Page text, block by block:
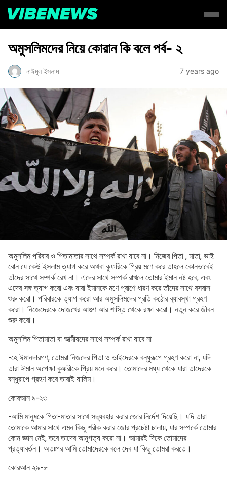
অমুসলিমদের নিয়ে কোরান কি বলে পর্ব- ২
নাঈমুল ইসলাম 7 years ago
অমুসলিম পরিবার ও পিতামাতার সাথে সম্পর্ক রাখা যাবে না। নিজের পিতা , মাতা, ভাই
বোন যে কেউ ইসলাম ত্যাগ করে অথবা কুফরিকে প্রিয় মণে করে তাহলে কোনভাবেই
তাঁদের সাথে সম্পর্ক রেখ না। এদের সাথে সম্পর্ক রাখলে তোমার ইমান নষ্ট হবে, এবং
এদের সঙ্গ ত্যাগ করো এবং যারা ইমানকে মণে প্রাণে ধারণ করে তাঁদের সাথে বসবাস
শুরু করো। পরিবারকে ত্যাগ করো আর অমুসলিমদের প্রতি কঠোর ব্যাবস্থা গ্রহণ
করো। নিজেদেরকে দোজখের আগুণ আর শাস্তি থেকে রক্ষা করো। নতুন করে জীবন
শুরু করো।
অমুসলিম পিতামাতা বা আত্মীয়দের সাথে সম্পর্ক রাখা যাবে না
-হে ঈমানদারগণ, তোমরা নিজদের পিতা ও ভাইদেরকে বন্ধুরূপে গ্রহণ করো না, যদি
তারা ঈমান অপেক্ষা কুফরীকে প্রিয় মনে করে। তোমাদের মধ্য থেকে যারা তাদেরকে
বন্ধুরূপে গ্রহণ করে তারাই যালিম।
কোরআন ৯-২৩
-আমি মানুষকে পিতা-মাতার সাথে সদ্ব্যবহার করার জোর নির্দেশ দিয়েছি। যদি তারা
তোমাকে আমার সাথে এমন কিছু শরীক করার জোর প্রচেষ্টা চালায়, যার সম্পর্কে তোমার
কোন জ্ঞান নেই, তবে তাদের আনুগত্য করো না। আমারই দিকে তোমাদের
প্রত্যাবর্তন। অতঃপর আমি তোমাদেরকে বলে দেব যা কিছু তোমরা করতে।
কোরআন ২৯-৮